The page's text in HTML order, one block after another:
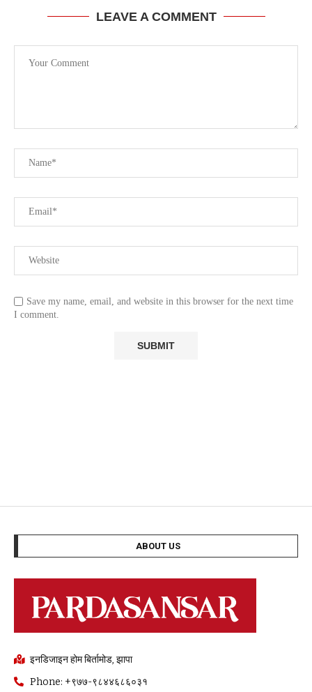
LEAVE A COMMENT
Save my name, email, and website in this browser for the next time
I comment.
ABOUT US
इनडिजाइन होम बिर्तामोड, झापा
Phone: +९७७-९८४४६८६०३१